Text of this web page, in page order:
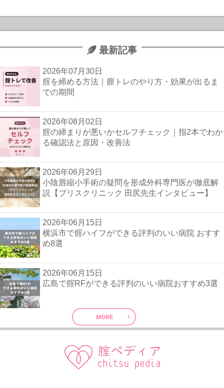
最新記事
2026年07月30日
腟を締める方法｜膣トレのやり方・効果が出るま
での期間
2026年08月02日
腟の締まりが悪いかセルフチェック｜指2本でわか
る確認法と原因・改善法
2026年06月29日
小陰唇縮小手術の疑問を形成外科専門医が徹底解
説【ブリスクリニック 田尻先生インタビュー】
2026年06月15日
横浜市で腟ハイフができる評判のいい病院 おすす
め8選
2026年06月15日
広島で腟RFができる評判のいい病院おすすめ3選